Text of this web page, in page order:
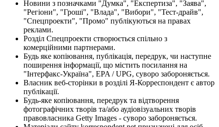
Новини з позначками "Думка", "Експертиза", "Заява",
"Регіони", "Гроші", "Влада", "Вибори", "Тест-драйв",
"Спецпроекти", "Промо" публікуються на правах
реклами.
Розділ Спецпроекти створюється спільно з
комерційними партнерами.
Будь яке копіювання, публікація, передрук, чи наступне
поширення інформації, що містить посилання на
"Інтерфакс-Україна", EPA / UPG, суворо забороняється.
Власник веб-сторінки в розділі Я-Корреспондент є автор
публікації.
Будь-яке копіювання, передрук та відтворення
фотографічних творів та/або аудіовізуальних творів
правовласника Getty Images - суворо забороняється.